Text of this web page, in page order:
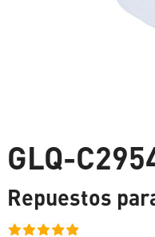
GLQ-
Repuestos